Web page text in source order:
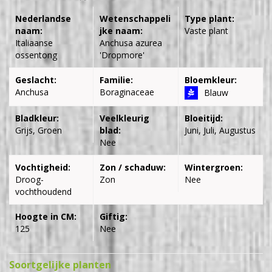
Nederlandse
naam:
Italiaanse
ossentong
Wetenschappeli
jke naam:
Anchusa azurea
'Dropmore'
Type plant:
Vaste plant
Geslacht:
Anchusa
Familie:
Boraginaceae
Bloemkleur:
Blauw
Bladkleur:
Grijs, Groen
Veelkleurig
blad:
Nee
Bloeitijd:
Juni, Juli, Augustus
Vochtigheid:
Droog-
vochthoudend
Zon / schaduw:
Zon
Wintergroen:
Nee
Hoogte in CM:
125
Giftig:
Nee
Soortgelijke planten